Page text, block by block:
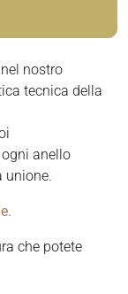
nostro
tecnica della
anello
unione.
che potete